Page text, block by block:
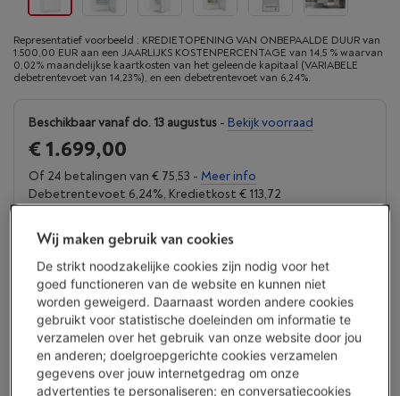
Representatief voorbeeld : KREDIETOPENING VAN ONBEPAALDE DUUR van
1.500,00 EUR aan een JAARLIJKS KOSTENPERCENTAGE van 14,5 % waarvan
0,02% maandelijkse kaartkosten van het geleende kapitaal (VARIABELE
debetrentevoet van 14,23%), en een debetrentevoet van 6,24%.
Beschikbaar vanaf do. 13 augustus - Bekijk voorraad
€ 1.699,00
Of 24 betalingen van € 75,53 - Meer info
Debetrentevoet 6,24%, Kredietkost € 113,72
Koop nu
Vergelijken
Vanden Borre Life Groot elektro
Verleng de levensduur van je toestellen met één abonnement
Wij maken gebruik van cookies
De strikt noodzakelijke cookies zijn nodig voor het
goed functioneren van de website en kunnen niet
worden geweigerd. Daarnaast worden andere cookies
gebruikt voor statistische doeleinden om informatie te
verzamelen over het gebruik van onze website door jou
en anderen; doelgroepgerichte cookies verzamelen
gegevens over jouw internetgedrag om onze
advertenties te personaliseren; en conversatiecookies